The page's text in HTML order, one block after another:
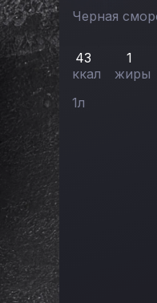
Черная
43
ккал
1
жиры
1л